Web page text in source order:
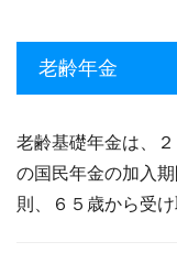
老齢年金
老齢基礎年金は、
の国民年金の加入
則、６５歳から受